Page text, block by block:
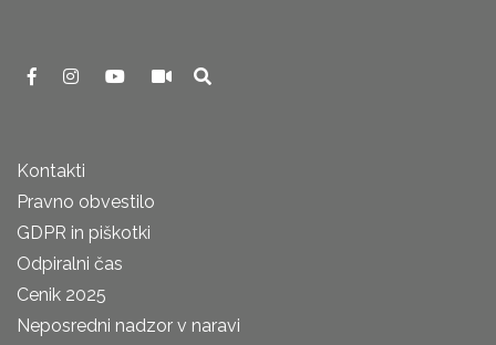
Kontakti
Pravno obvestilo
GDPR in piškotki
Odpiralni čas
Cenik 2025
Neposredni nadzor v naravi